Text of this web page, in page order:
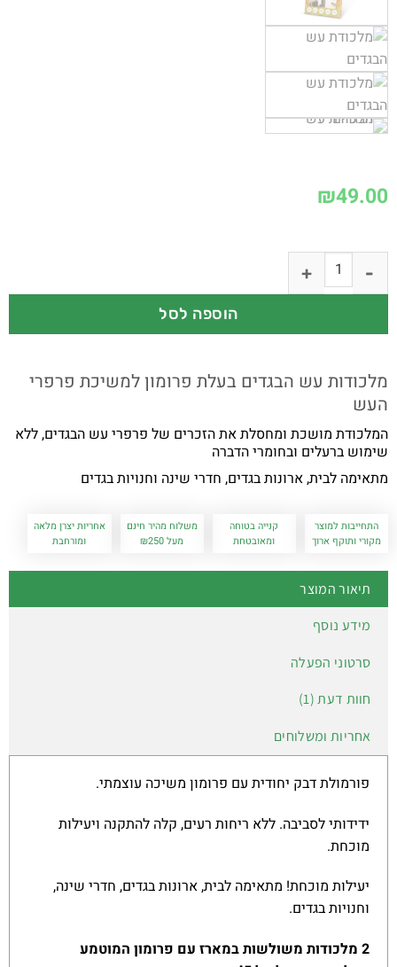
₪49.00
הוספה לסל
מלכודות עש הבגדים בעלת פרומון למשיכת פרפרי
העש
המלכודת מושכת ומחסלת את הזכרים של פרפרי עש הבגדים, ללא
שימוש ברעלים ובחומרי הדברה
מתאימה לבית, ארונות בגדים, חדרי שינה וחנויות בגדים
התחייבות למוצר
מקורי ותוקף ארוך
קנייה בטוחה
ומאובטחת
משלוח מהיר חינם
מעל ₪250
אחריות יצרן מלאה
ומורחבת
תיאור המוצר
מידע נוסף
סרטוני הפעלה
חוות דעת (1)
אחריות ומשלוחים
פורמולת דבק יחודית עם פרומון משיכה עוצמתי.
ידידותי לסביבה. ללא ריחות רעים, קלה להתקנה ויעילות
מוכחת.
יעילות מוכחת! מתאימה לבית, ארונות בגדים, חדרי שינה,
וחנויות בגדים.
2 מלכודות משולשות במארז עם פרומון המוטמע